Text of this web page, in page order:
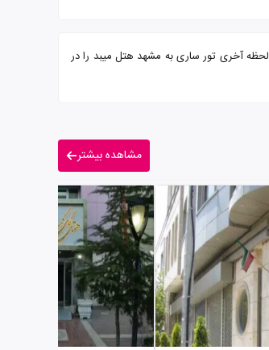
پکیج‌های متنوع لحظه آخری تور ساری به مشهد هتل میبد را در
مشاهده بیشتر